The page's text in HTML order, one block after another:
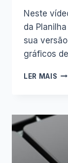
Neste
da
sua
gráficos
LER MAIS
DE